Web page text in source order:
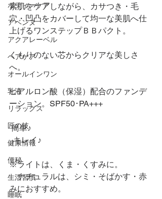
ボディーケア
アベンヌ
アクアレーベル
ヘアケア
オールインワン
乳液
リラックス
匠の技
健康情報
便秘
生活習慣
睡眠
素肌をケアしながら、カサつき・毛
穴・凹凸をカバーして均一な美肌へ仕
上げるワンステップＢＢパクト。
くもりのない芯からクリアな美しさ
へ。
ヒアルロン酸（保湿）配合のファンデ
ーション。SPF50･PA+++
簡単♪
  キレイ♪
※ライトは、くま・くすみに。
ナチュラルは、シミ・そばかす・赤
みにおすすめ。